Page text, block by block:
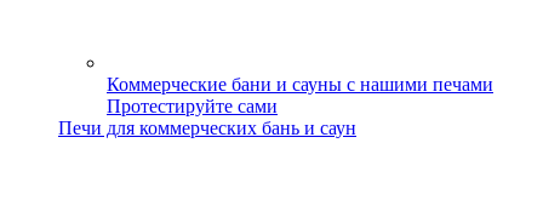
Коммерческие бани и сауны с нашими печами
Протестируйте сами
Печи для коммерческих бань и саун